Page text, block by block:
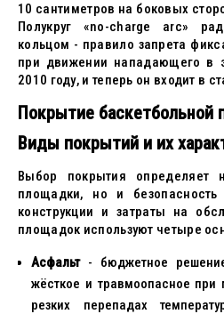
10 сантиметров на боковых
Полукруг «no-charge arc»
кольцом - правило запрета
при движении нападающего в
2010 году, и теперь он входит в
Покрытие баскетбольной
Виды покрытий и их
Выбор покрытия определяет
площадки, но и безопасность
конструкции и затраты на
площадок используют четыре
Асфальт- бюджетное
жёсткое и травмоопасное при
резких перепадах